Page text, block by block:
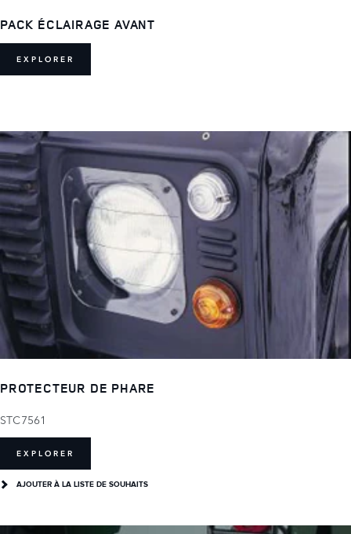
PACK ÉCLAIRAGE AVANT
EXPLORER
PROTECTEUR DE PHARE
STC7561
EXPLORER
AJOUTER À LA LISTE DE SOUHAITS